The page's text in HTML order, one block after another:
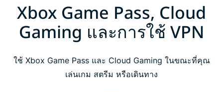
Xbox Game Pass, Cloud
Gaming และการใช้ VPN
ใช้ Xbox Game Pass และ Cloud Gaming ในขณะที่คุณ
เล่นเกม สตรีม หรือเดินทาง